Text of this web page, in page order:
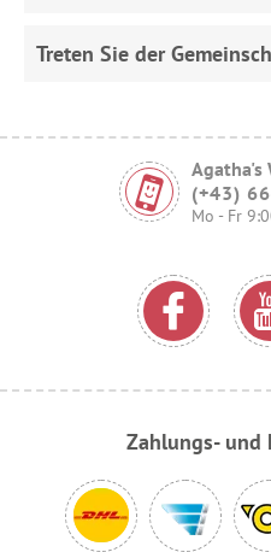
Treten Sie der
Agatha's
(+43)
Mo - Fr
Zahlungs- und